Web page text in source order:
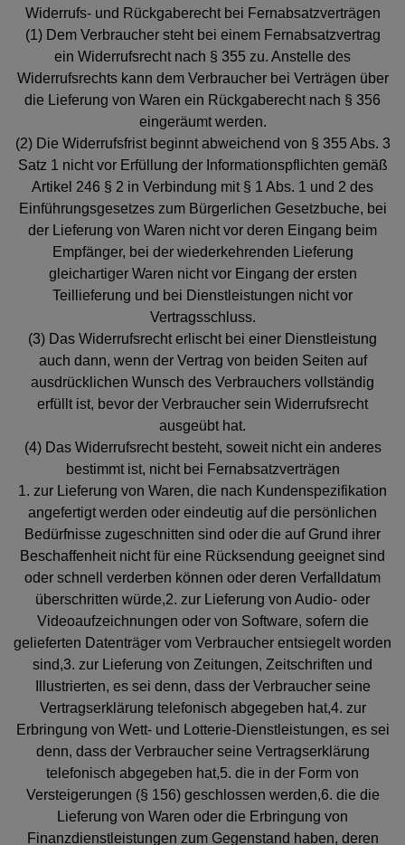
Widerrufs- und Rückgaberecht bei Fernabsatzverträgen
(1) Dem Verbraucher steht bei einem Fernabsatzvertrag
ein Widerrufsrecht nach § 355 zu. Anstelle des
Widerrufsrechts kann dem Verbraucher bei Verträgen über
die Lieferung von Waren ein Rückgaberecht nach § 356
eingeräumt werden.
(2) Die Widerrufsfrist beginnt abweichend von § 355 Abs. 3
Satz 1 nicht vor Erfüllung der Informationspflichten gemäß
Artikel 246 § 2 in Verbindung mit § 1 Abs. 1 und 2 des
Einführungsgesetzes zum Bürgerlichen Gesetzbuche, bei
der Lieferung von Waren nicht vor deren Eingang beim
Empfänger, bei der wiederkehrenden Lieferung
gleichartiger Waren nicht vor Eingang der ersten
Teillieferung und bei Dienstleistungen nicht vor
Vertragsschluss.
(3) Das Widerrufsrecht erlischt bei einer Dienstleistung
auch dann, wenn der Vertrag von beiden Seiten auf
ausdrücklichen Wunsch des Verbrauchers vollständig
erfüllt ist, bevor der Verbraucher sein Widerrufsrecht
ausgeübt hat.
(4) Das Widerrufsrecht besteht, soweit nicht ein anderes
bestimmt ist, nicht bei Fernabsatzverträgen
1. zur Lieferung von Waren, die nach Kundenspezifikation
angefertigt werden oder eindeutig auf die persönlichen
Bedürfnisse zugeschnitten sind oder die auf Grund ihrer
Beschaffenheit nicht für eine Rücksendung geeignet sind
oder schnell verderben können oder deren Verfalldatum
überschritten würde,2. zur Lieferung von Audio- oder
Videoaufzeichnungen oder von Software, sofern die
gelieferten Datenträger vom Verbraucher entsiegelt worden
sind,3. zur Lieferung von Zeitungen, Zeitschriften und
Illustrierten, es sei denn, dass der Verbraucher seine
Vertragserklärung telefonisch abgegeben hat,4. zur
Erbringung von Wett- und Lotterie-Dienstleistungen, es sei
denn, dass der Verbraucher seine Vertragserklärung
telefonisch abgegeben hat,5. die in der Form von
Versteigerungen (§ 156) geschlossen werden,6. die die
Lieferung von Waren oder die Erbringung von
Finanzdienstleistungen zum Gegenstand haben, deren